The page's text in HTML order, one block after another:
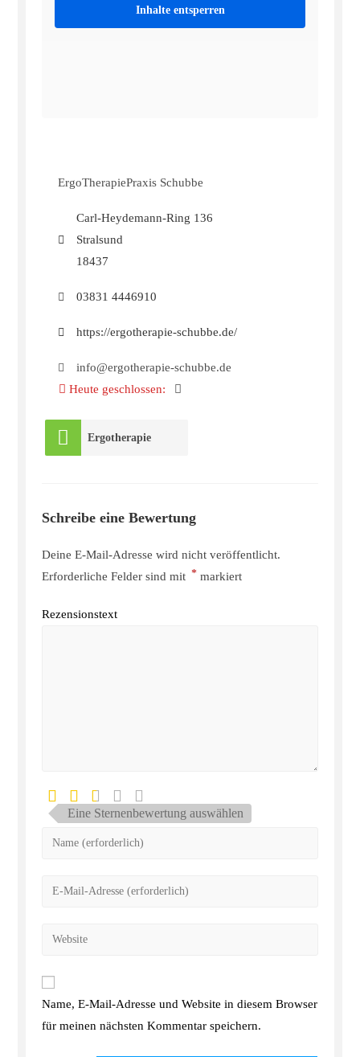
Inhalte entsperren
ErgoTherapiePraxis Schubbe
Carl-Heydemann-Ring 136
Stralsund
18437
03831 4446910
https://ergotherapie-schubbe.de/
info@ergotherapie-schubbe.de
Heute geschlossen:
Ergotherapie
Schreibe eine Bewertung
Deine E-Mail-Adresse wird nicht veröffentlicht.
Erforderliche Felder sind mit * markiert
Rezensionstext
Eine Sternenbewertung auswählen
Name, E-Mail-Adresse und Website in diesem Browser
für meinen nächsten Kommentar speichern.